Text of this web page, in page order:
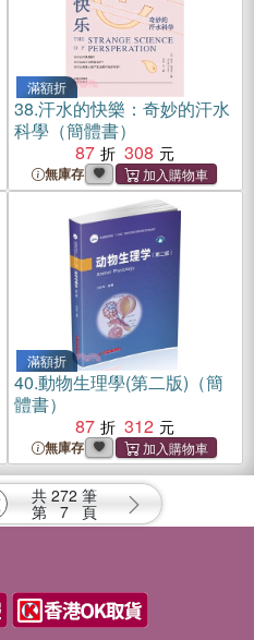
滿額折
38.汗水的快樂：奇妙的汗水
科學（簡體書）
87
308
無庫存
滿額折
40.動物生理學(第二版)（簡
體書）
87
312
無庫存
共 272 筆
第 7 頁